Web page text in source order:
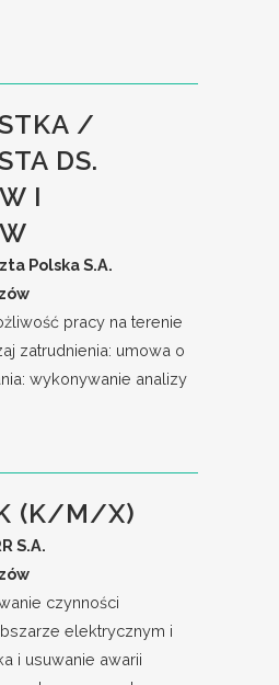
/
DS.
I
Polska S.A.
pracy na terenie
zatrudnienia: umowa o
wykonywanie analizy
(K/M/X)
S.A.
czynności
elektrycznym i
i usuwanie awarii